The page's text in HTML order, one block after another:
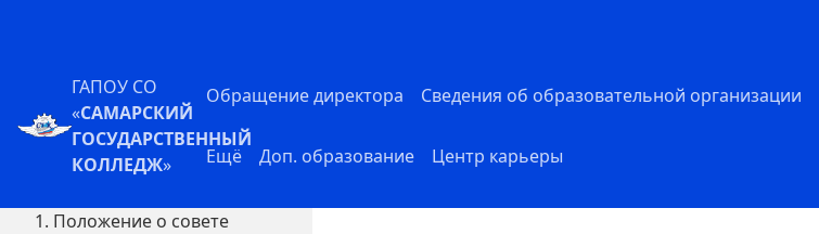
ГАПОУ СО
«САМАРСКИЙ
ГОСУДАРСТВЕННЫЙ
КОЛЛЕДЖ»
Обращение директора Сведения об образовательной организации
Ещё Доп. образование Центр карьеры
1. Положение о совете